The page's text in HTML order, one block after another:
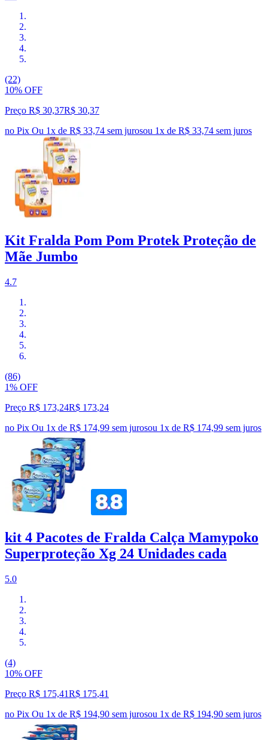
(22)
10% OFF
Preço R$ 30,37R$ 30,37
no Pix Ou 1x de R$ 33,74 sem jurosou 1x de R$ 33,74 sem juros
Kit Fralda Pom Pom Protek Proteção de
Mãe Jumbo
4.7
(86)
1% OFF
Preço R$ 173,24R$ 173,24
no Pix Ou 1x de R$ 174,99 sem jurosou 1x de R$ 174,99 sem juros
kit 4 Pacotes de Fralda Calça Mamypoko
Superproteção Xg 24 Unidades cada
5.0
(4)
10% OFF
Preço R$ 175,41R$ 175,41
no Pix Ou 1x de R$ 194,90 sem jurosou 1x de R$ 194,90 sem juros